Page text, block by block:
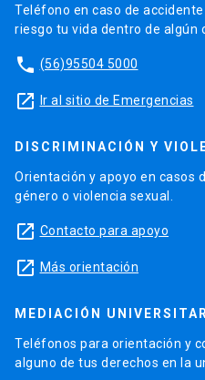
Teléfono en caso de
riesgo tu vida dentro de algún
phone (56)95504 5000
launch Ir al sitio de Emergencias
DISCRIMINACIÓN Y
Orientación y apoyo en casos
género o violencia sexual.
launch Contacto para apoyo
launch Más orientación
MEDIACIÓN
Teléfonos para orientación y
alguno de tus derechos en la